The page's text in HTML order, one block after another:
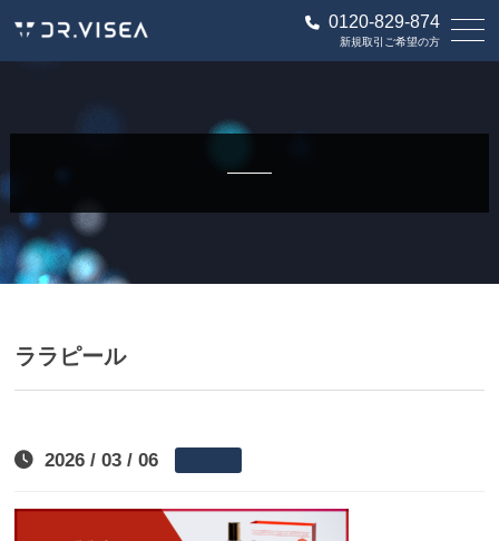
新規取引ご希望の方
0120-829-874
ララピール
2026 / 03 / 06